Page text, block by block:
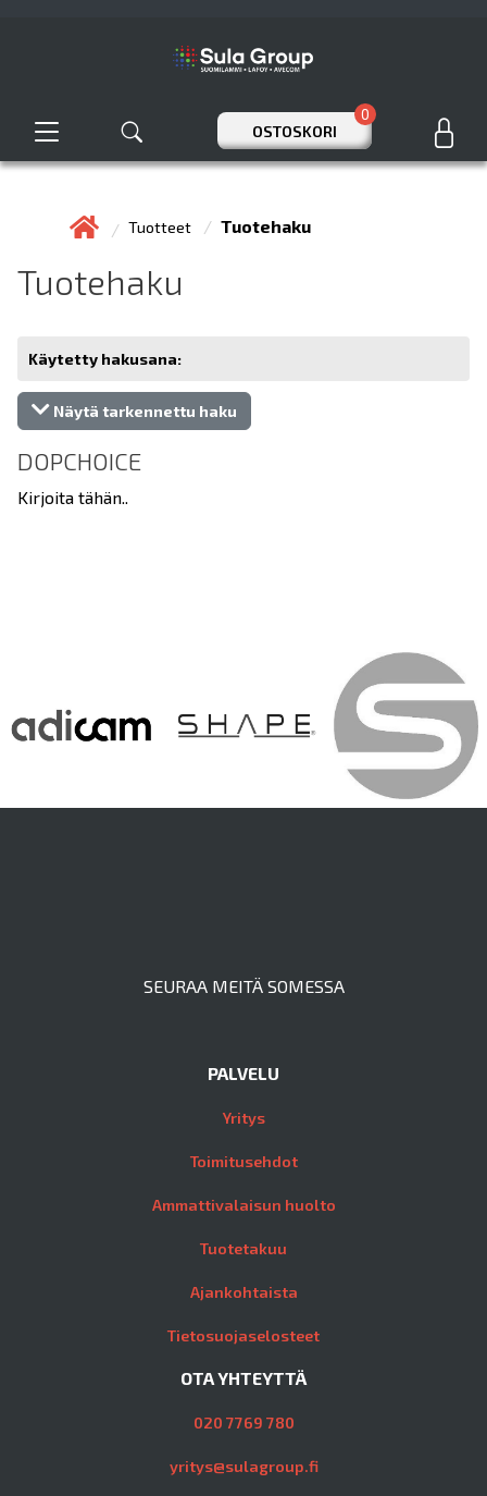
OSTOSKORI
0
Tuotteet Tuotehaku
Tuotehaku
Käytetty hakusana:
Näytä tarkennettu haku
DOPCHOICE
Kirjoita tähän..
SEURAA MEITÄ SOMESSA
PALVELU
Yritys
Toimitusehdot
Ammattivalaisun huolto
Tuotetakuu
Ajankohtaista
Tietosuojaselosteet
OTA YHTEYTTÄ
020 7769 780
yritys@sulagroup.fi